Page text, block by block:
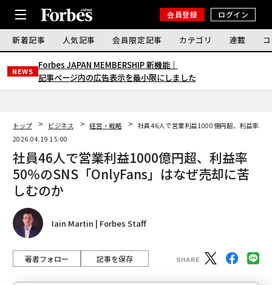
会員登録 ログイン
新着記事 人気記事 会員限定記事 カテゴリ 連載
NEWS
Forbes JAPAN MEMBERSHIP 新機能｜
記事ページ内の広告表示を最小限にしました
トップ ビジネス 経営・戦略
社員46人で営業利益1000億円超、利益率50
2026.04.19 15:00
社員46人で営業利益1000億円超、利益率
50％のSNS「OnlyFans」はなぜ売却に苦
しむのか
Iain Martin | Forbes Staff
著者フォロー 記事を保存